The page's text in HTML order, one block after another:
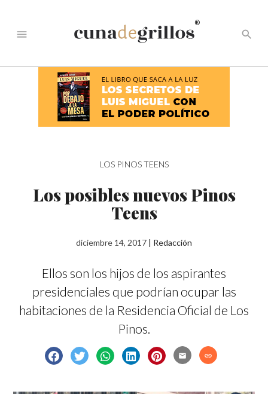
menu
®
search
LOS PINOS TEENS
Los posibles nuevos Pinos
Teens
diciembre 14, 2017 | Redacción
Ellos son los hijos de los aspirantes
presidenciales que podrían ocupar las
habitaciones de la Residencia Oficial de Los
Pinos.
email link